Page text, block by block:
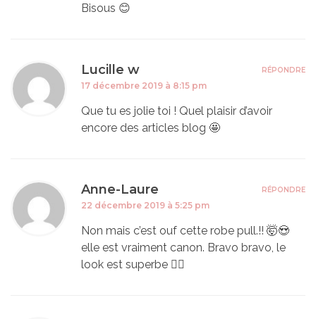
Bisous 😊
Lucille w
17 décembre 2019 à 8:15 pm
Que tu es jolie toi ! Quel plaisir d’avoir
encore des articles blog 🤩
RÉPONDRE
Anne-Laure
22 décembre 2019 à 5:25 pm
Non mais c’est ouf cette robe pull.!! 🤯😍
elle est vraiment canon. Bravo bravo, le
look est superbe 👌🏼
RÉPONDRE